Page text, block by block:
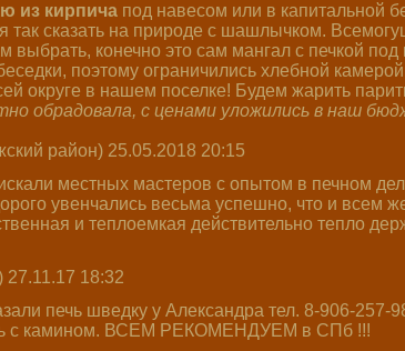
материалы!
из кирпича под навесом или в капитальной
так сказать на природе с шашлычком.
выбрать, конечно это сам мангал с печкой под
поэтому ограничились хлебной
округе в нашем поселке! Будем жарить
обрадовала, с ценами уложились в наш
район) 25.05.2018 20:15
местных мастеров с опытом в печном
увенчались весьма успешно, что и всем
и теплоемкая действительно тепло
18:32
печь шведку у Александра тел. 8-906-257-
с камином. ВСЕМ РЕКОМЕНДУЕМ в СПб !!!